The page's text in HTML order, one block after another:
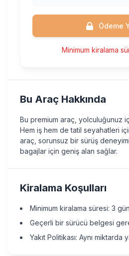
Ödeme
Minimum kiralama
Bu Araç Hakkında
Bu premium araç, yolculuğunuz
Hem iş hem de tatil seyahatleri
araç, sorunsuz bir sürüş
bagajlar için geniş alan sağlar.
Kiralama Koşulları
Minimum kiralama süresi: 3 gün
Geçerli bir sürücü belgesi
Yakıt Politikası: Aynı miktarda